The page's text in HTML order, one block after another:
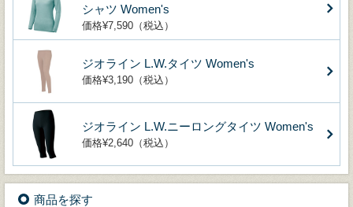
シャツ Women's
価格¥7,590（税込）
ジオライン L.W.タイツ Women's
価格¥3,190（税込）
ジオライン L.W.ニーロングタイツ Women's
価格¥2,640（税込）
商品を探す